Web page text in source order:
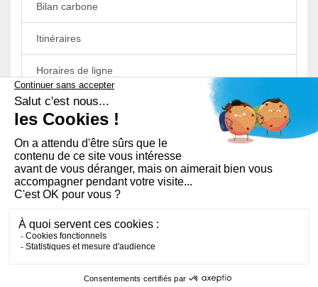
Bilan carbone
Itinéraires
Horaires de ligne
Horaires à l’arrêt
MENTIONS LÉGALES